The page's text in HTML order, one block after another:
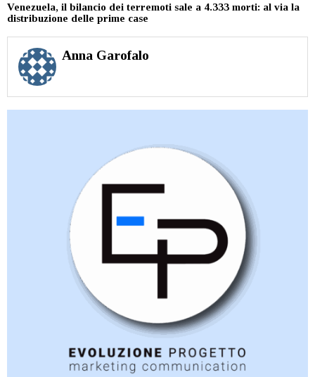
Venezuela, il bilancio dei terremoti sale a 4.333 morti: al via la
distribuzione delle prime case
Anna Garofalo